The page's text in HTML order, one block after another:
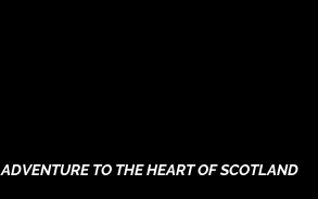
ADVENTURE TO THE HEART OF SCOTLAND